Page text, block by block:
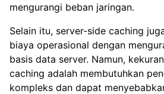
mengurangi beban jaringan.
Selain itu, server-side caching
biaya operasional dengan
basis data server. Namun,
caching adalah membutuhkan
kompleks dan dapat